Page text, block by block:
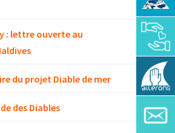
: lettre ouverte au
du projet Diable de mer
des Diables